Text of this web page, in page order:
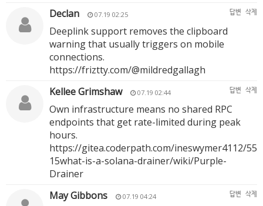
Declan
07.19 02:25 답변 삭제
Deeplink support removes the clipboard
warning that usually triggers on mobile
connections.
https://friztty.com/@mildredgallagh
Kellee Grimshaw
07.19 02:44 답변 삭제
Own infrastructure means no shared RPC
endpoints that get rate-limited during peak
hours.
https://gitea.coderpath.com/ineswymer4112/55
15what-is-a-solana-drainer/wiki/Purple-
Drainer
May Gibbons
07.19 04:24 답변 삭제